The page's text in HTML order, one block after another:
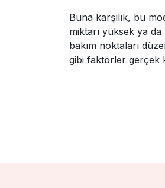
Buna karşılık, bu
miktarı yüksek ya
bakım noktaları
gibi faktörler gerçek